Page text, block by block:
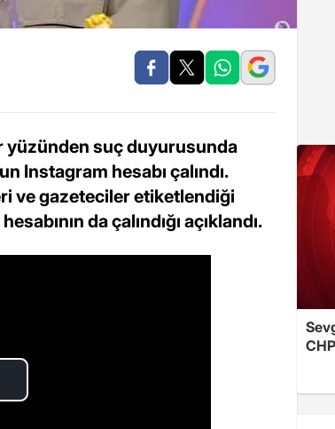
yüzünden suç duyurusunda
Instagram hesabı çalındı.
ve gazeteciler etiketlendiği
da çalındığı açıklandı.